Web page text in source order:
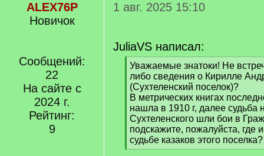
ALEX76P
Новичок
Сообщений:
22
На сайте с
2024 г.
Рейтинг:
9
1 авг. 2025 15:10
JuliaVS написал:
[
q
]
Уважаемые знатоки! Не
либо сведения о Кирилле
(Сухтеленский поселок)?
В метрических книгах
нашла в 1910 г, далее судьба
Сухтеленского шли бои в
подскажите, пожалуйста, где
судьбе казаков этого поселка?
[